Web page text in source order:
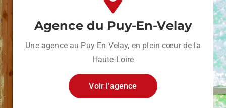
Agence du Puy-En-Velay
Une agence au Puy En Velay, en plein cœur de la
Haute-Loire
Voir l'agence